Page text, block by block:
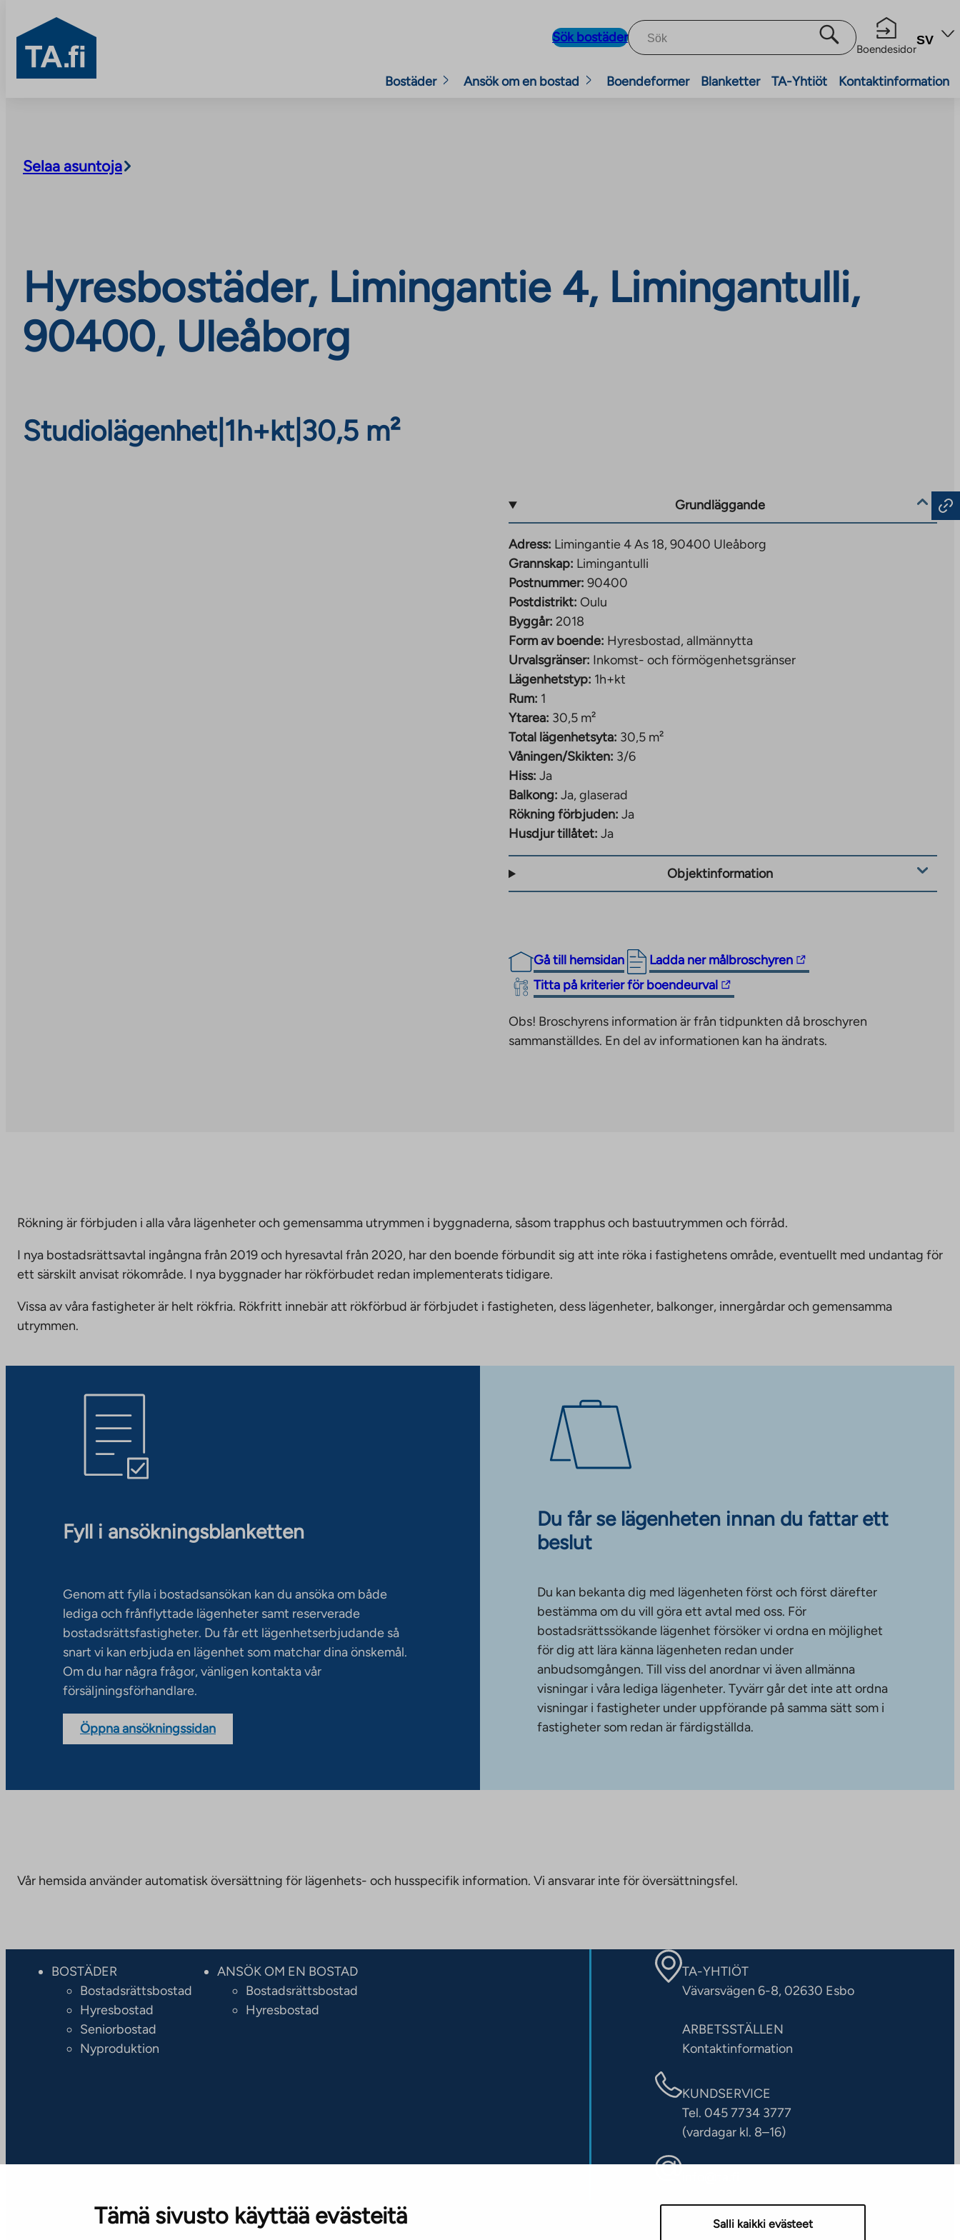
Tämä sivusto käyttää evästeitä Salli kaikki evästeet
TA.fi
Sök bostäder
Boendesidor
SV
Bostäder Ansök om en bostad Boendeformer Blanketter TA-Yhtiöt Kontaktinformation
Selaa asuntoja
Hyresbostäder, Limingantie 4, Limingantulli,
90400, Uleåborg
Studiolägenhet| 1h+kt| 30,5 m²
Grundläggande
Adress: Limingantie 4 As 18, 90400 Uleåborg
Grannskap: Limingantulli
Postnummer: 90400
Postdistrikt: Oulu
Byggår: 2018
Form av boende: Hyresbostad, allmännytta
Urvalsgränser: Inkomst- och förmögenhetsgränser
Lägenhetstyp: 1h+kt
Rum: 1
Ytarea: 30,5 m²
Total lägenhetsyta: 30,5 m²
Våningen/Skikten: 3/6
Hiss: Ja
Balkong: Ja, glaserad
Rökning förbjuden: Ja
Husdjur tillåtet: Ja
Objektinformation
Gå till hemsidan Ladda ner målbroschyren
The
link
takes
you
to
Titta på kriterier för boendeurval
The
takes
you
new
Obs! Broschyrens information är från tidpunkten då broschyren
sammanställdes. En del av informationen kan ha ändrats.
Rökning är förbjuden i alla våra lägenheter och gemensamma utrymmen i byggnaderna, såsom trapphus och bastuutrymmen och förråd.
I nya bostadsrättsavtal ingångna från 2019 och hyresavtal från 2020, har den boende förbundit sig att inte röka i fastighetens område, eventuellt med undantag för
ett särskilt anvisat rökområde. I nya byggnader har rökförbudet redan implementerats tidigare.
Vissa av våra fastigheter är helt rökfria. Rökfritt innebär att rökförbud är förbjudet i fastigheten, dess lägenheter, balkonger, innergårdar och gemensamma
utrymmen.
Fyll i ansökningsblanketten
Genom att fylla i bostadsansökan kan du ansöka om både
lediga och frånflyttade lägenheter samt reserverade
bostadsrättsfastigheter. Du får ett lägenhetserbjudande så
snart vi kan erbjuda en lägenhet som matchar dina önskemål.
Om du har några frågor, vänligen kontakta vår
försäljningsförhandlare.
Öppna ansökningssidan
Du får se lägenheten innan du fattar ett
beslut
Du kan bekanta dig med lägenheten först och först därefter
bestämma om du vill göra ett avtal med oss. För
bostadsrättssökande lägenhet försöker vi ordna en möjlighet
för dig att lära känna lägenheten redan under
anbudsomgången. Till viss del anordnar vi även allmänna
visningar i våra lediga lägenheter. Tyvärr går det inte att ordna
visningar i fastigheter under uppförande på samma sätt som i
fastigheter som redan är färdigställda.
Vår hemsida använder automatisk översättning för lägenhets- och husspecifik information. Vi ansvarar inte för översättningsfel.
BOSTÄDER
Bostadsrättsbostad
Hyresbostad
Seniorbostad
Nyproduktion
ANSÖK OM EN BOSTAD
Bostadsrättsbostad
Hyresbostad
TA-YHTIÖT
Vävarsvägen 6-8, 02630 Esbo
ARBETSSTÄLLEN
Kontaktinformation
KUNDSERVICE
Tel. 045 7734 3777
(vardagar kl. 8–16)